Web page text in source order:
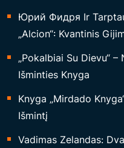
Юрий Фидря Ir
„Alcion“: Kvantinis
„Pokalbiai Su Dievu“
Išminties Knyga
Knyga „Mirdado
Išmintį
Vadimas Zelandas: